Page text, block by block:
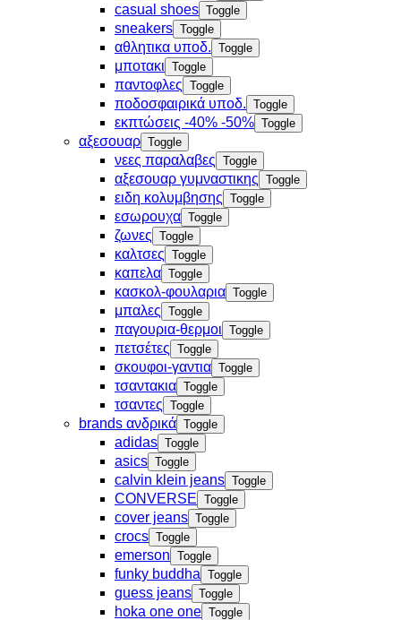
casual shoes Toggle
sneakers Toggle
αθλητικα υποδ. Toggle
μποτακι Toggle
παντοφλες Toggle
ποδοσφαιρικά υποδ. Toggle
εκπτώσεις -40% -50% Toggle
αξεσουαρ Toggle
νεες παραλαβες Toggle
αξεσουαρ γυμναστικης Toggle
ειδη κολυμβησης Toggle
εσωρουχα Toggle
ζωνες Toggle
καλτσες Toggle
καπελα Toggle
κασκολ-φουλαρια Toggle
μπαλες Toggle
παγουρια-θερμοι Toggle
πετσέτες Toggle
σκουφοι-γαντια Toggle
τσαντακια Toggle
τσαντες Toggle
brands ανδρικά Toggle
adidas Toggle
asics Toggle
calvin klein jeans Toggle
CONVERSE Toggle
cover jeans Toggle
crocs Toggle
emerson Toggle
funky buddha Toggle
guess jeans Toggle
hoka one one Toggle